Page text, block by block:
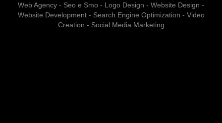
Web Agency - Seo e Smo - Logo Design - Website Design -
Website Development - Search Engine Optimization - Video
Creation - Social Media Marketing